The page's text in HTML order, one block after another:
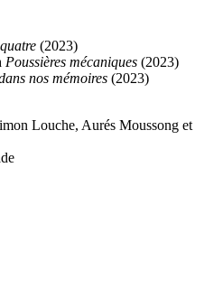
(2023)
Poussières mécaniques (2023)
nos mémoires (2023)
Louche, Aurés Moussong et